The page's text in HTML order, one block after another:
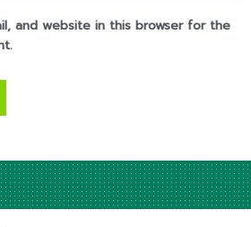
and website in this browser for the